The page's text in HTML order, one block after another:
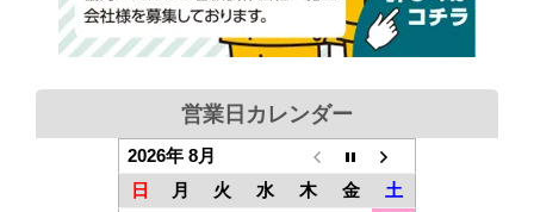
営業日カレンダー
2026年 8月
日
月 火 水 木 金
土